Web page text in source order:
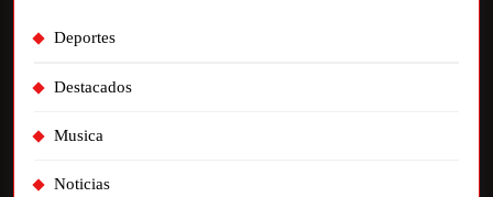
Deportes
Destacados
Musica
Noticias